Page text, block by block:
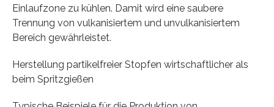
Einlaufzone zu kühlen. Damit wird eine saubere
Trennung von vulkanisiertem und unvulkanisiertem
Bereich gewährleistet.
Herstellung partikelfreier Stopfen wirtschaftlicher als
beim Spritzgießen